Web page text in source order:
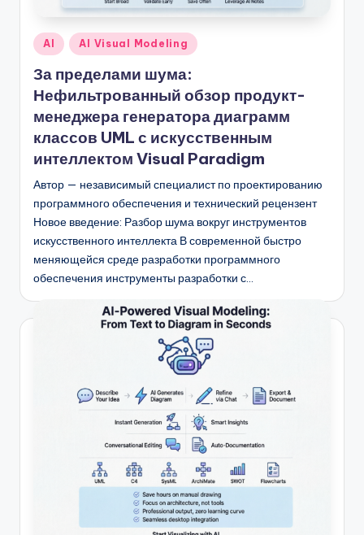
e
n
d
u
s
t
r
y
U
p
Опубликовано
AI AI Visual Modeling
За пределами шума:
Нефильтрованный обзор продукт-
менеджера генератора диаграмм
классов UML с искусственным
интеллектом Visual Paradigm
Автор — независимый специалист по проектированию
программного обеспечения и технический рецензент
Новое введение: Разбор шума вокруг инструментов
искусственного интеллекта В современной быстро
меняющейся среде разработки программного
обеспечения инструменты разработки с…